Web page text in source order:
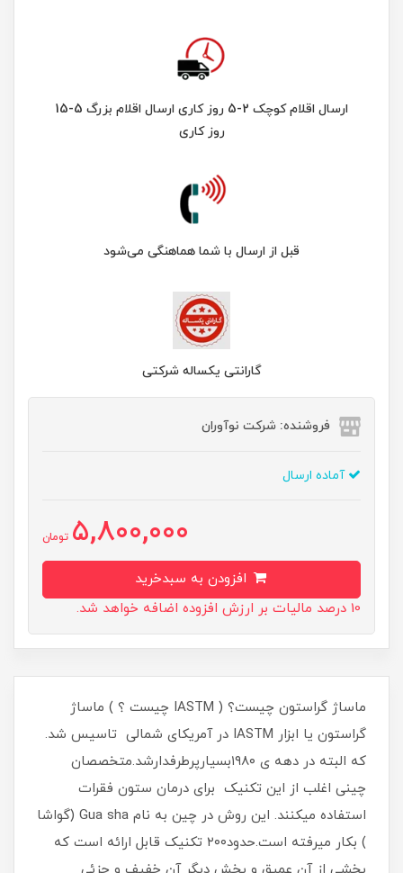
ارسال اقلام کوچک 2-5 روز کاری ارسال اقلام بزرگ 5-15
روز کاری
قبل از ارسال با شما هماهنگی می‌شود
گارانتی یکساله شرکتی
فروشنده: شرکت نوآوران
آماده ارسال
5,800,000 تومان
10 درصد مالیات بر ارزش افزوده اضافه خواهد شد.
ماساژ گراستون چیست؟ ( IASTM چیست ؟ ) ماساژ
گراستون یا ابزار IASTM در آمریکای شمالی تاسیس شد.
که البته در دهه ی ۱۹۸۰بسیارپرطرفدارشد.متخصصان
چینی اغلب از این تکنیک برای درمان ستون فقرات
استفاده میکنند. این روش در چین به نام Gua sha (گواشا
) بکار میرفته است.حدود۲۰۰ تکنیک قابل ارائه است که